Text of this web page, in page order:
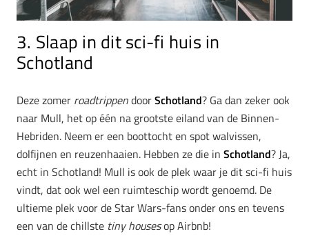
3. Slaap in dit sci-fi huis in
Schotland
Deze zomer roadtrippendoorSchotland? Ga dan zeker ook
naar Mull, het op één na grootste eiland van de Binnen-
Hebriden. Neem er een boottocht en spot walvissen,
dolfijnen en reuzenhaaien. Hebben ze die in Schotland? Ja,
echt in Schotland! Mull is ook de plek waar je dit sci-fi huis
vindt, dat ook wel een ruimteschip wordt genoemd. De
ultieme plek voor de Star Wars-fans onder ons en tevens
een van de chillste tiny housesop Airbnb!